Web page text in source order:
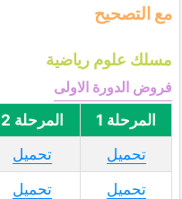
مع التصحيح
مسلك علوم رياضية
فروض الدورة الاولى
المرحلة 1
المرحلة 2
تحميل
تحميل
تحميل
تحميل